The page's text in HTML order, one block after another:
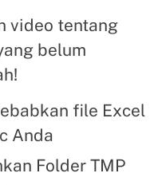
video tentang
belum
file Excel
Anda
Folder TMP